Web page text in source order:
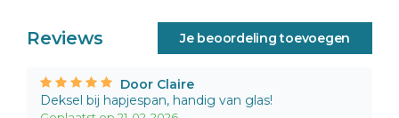
Reviews Je beoordeling toevoegen
Door Claire
Deksel bij hapjespan, handig van glas!